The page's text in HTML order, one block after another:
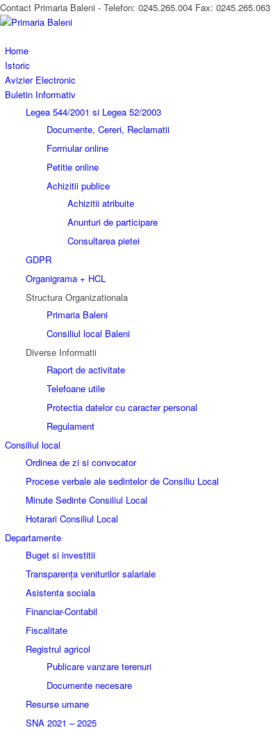
Contact Primaria Baleni - Telefon: 0245.265.004 Fax: 0245.265.063
Home
Istoric
Avizier Electronic
Buletin Informativ
Legea 544/2001 si Legea 52/2003
Documente, Cereri, Reclamatii
Formular online
Petitie online
Achizitii publice
Achizitii atribuite
Anunturi de participare
Consultarea pietei
GDPR
Organigrama + HCL
Structura Organizationala
Primaria Baleni
Consiliul local Baleni
Diverse Informatii
Raport de activitate
Telefoane utile
Protectia datelor cu caracter personal
Regulament
Consiliul local
Ordinea de zi si convocator
Procese verbale ale sedintelor de Consiliu Local
Minute Sedinte Consiliul Local
Hotarari Consiliul Local
Departamente
Buget si investitii
Transparența veniturilor salariale
Asistenta sociala
Financiar-Contabil
Fiscalitate
Registrul agricol
Publicare vanzare terenuri
Documente necesare
Resurse umane
SNA 2021 – 2025